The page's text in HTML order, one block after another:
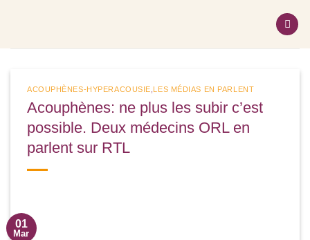
ACOUPHÈNES-HYPERACOUSIE LES MÉDIAS EN PARLENT
Acouphènes: ne plus les subir c’est
possible. Deux médecins ORL en
parlent sur RTL
01
Mar